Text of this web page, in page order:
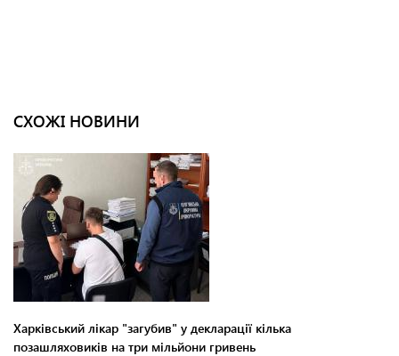
СХОЖІ НОВИНИ
Харківський лікар "загубив" у декларації кілька
позашляховиків на три мільйони гривень